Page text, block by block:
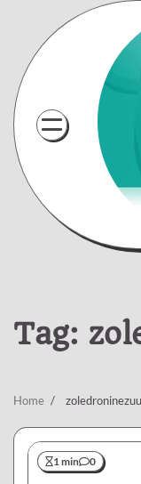
content
Tag:
Home
1 min 0